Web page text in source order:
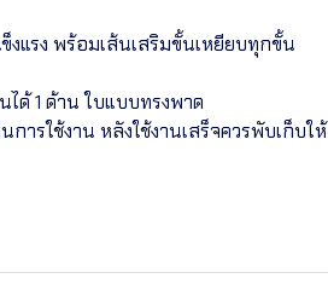
งแรง พร้อมเส้นเสริมขั้นเหยียบทุกขั้น
ด้ 1 ด้าน ใบแบบทรงพาด
รใช้งาน หลังใช้งานเสร็จควรพับเก็บให้